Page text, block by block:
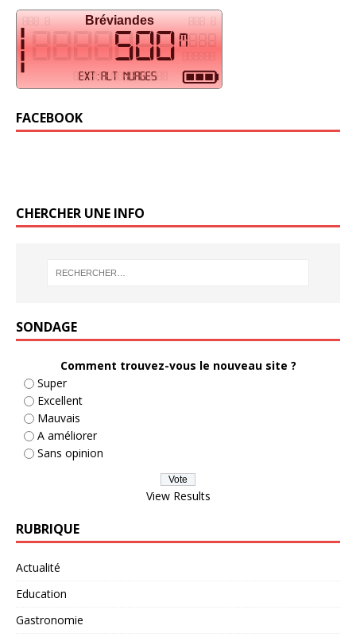
FACEBOOK
CHERCHER UNE INFO
SONDAGE
Comment trouvez-vous le nouveau site ?
Super
Excellent
Mauvais
A améliorer
Sans opinion
View Results
RUBRIQUE
Actualité
Education
Gastronomie